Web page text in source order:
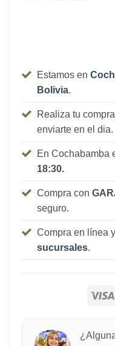
Estamos en
Bolivia.
Realiza tu
enviarte en el dia.
En Cochabamba
18:30.
Compra con
seguro.
Compra en línea
sucursales.